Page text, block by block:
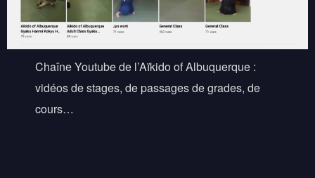
Chaîne Youtube de l’Aïkido of Albuquerque :
vidéos de stages, de passages de grades, de
cours…